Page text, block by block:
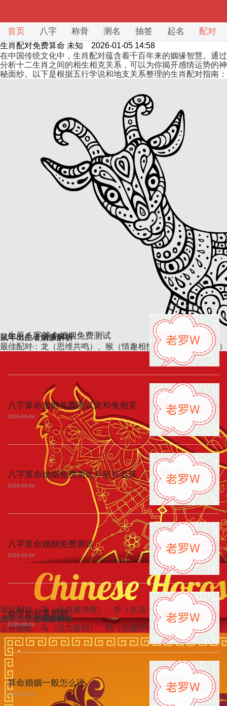
首页 八字 称骨 测名 抽签 起名 配对
生肖配对免费算命 未知 2026-01-05 14:58
在中国传统文化中，生肖配对蕴含着千百年来的姻缘智慧。通过
分析十二生肖之间的相生相克关系，可以为你揭开感情运势的神
秘面纱。以下是根据五行学说和地支关系整理的生肖配对指南：
鼠年出生者姻缘解析
最佳配对：龙（思维共鸣）、猴（情趣相投）、牛（稳定互补）
避忌配对：马（价值观冲突）、羊（生活习惯不合）
虎年出生者姻缘解析
上等婚配：马（活力搭档）、狗（忠诚伴侣）、猪（刚柔并济）
生辰八字算命婚姻免费测试
2026-08-04
八字算命婚姻免费测试龙和兔相克
2026-08-04
八字算命婚姻免费测试月老月老算
2026-08-04
八字算命婚姻免费测试
2026-08-04
命理如何看婚姻
2026-08-04
算命婚姻一般怎么说
2026-08-04